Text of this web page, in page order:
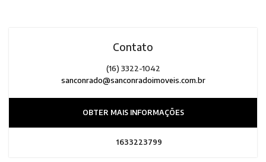
Contato
(16) 3322-1042
sanconrado@sanconradoimoveis.com.br
OBTER MAIS INFORMAÇÕES
1633223799